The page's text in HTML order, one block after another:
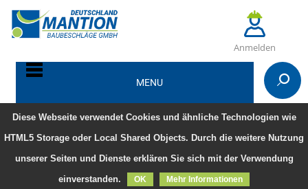
Diese Webseite verwendet Cookies und ähnliche Technologien wie
HTML5 Storage oder Local Shared Objects. Durch die weitere Nutzung
unserer Seiten und Dienste erklären Sie sich mit der Verwendung
einverstanden.
OK Mehr Informationen
Anmelden
MENU